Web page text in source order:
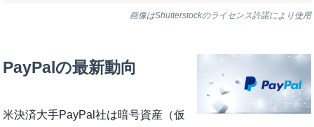
画像はShutterstockのライセンス許諾により使用
PayPalの最新動向
米決済大手PayPal社は暗号資産（仮